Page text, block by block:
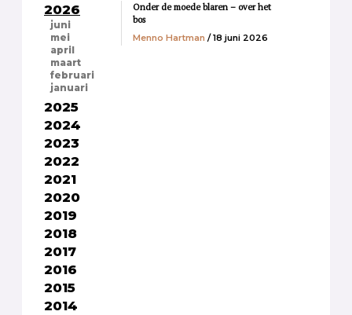
2026
juni
mei
april
maart
februari
januari
2025
2024
2023
2022
2021
2020
2019
2018
2017
2016
2015
2014
Onder de moede blaren – over het
bos
Menno Hartman / 18 juni 2026